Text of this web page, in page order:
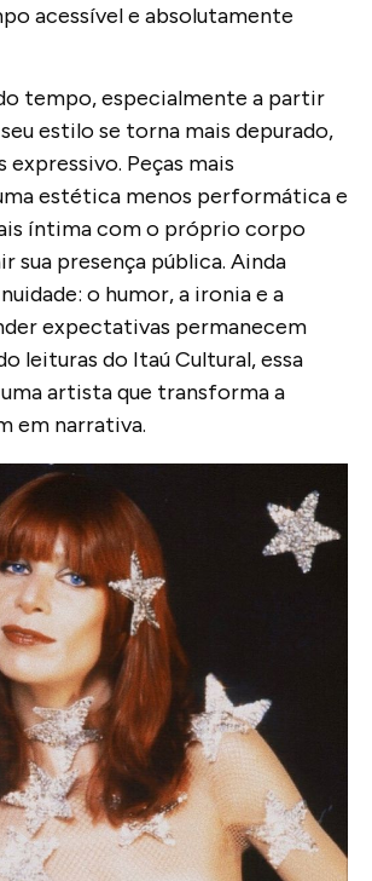
acessível e absolutamente
tempo, especialmente a partir
estilo se torna mais depurado,
expressivo. Peças mais
estética menos performática e
íntima com o próprio corpo
sua presença pública. Ainda
o humor, a ironia e a
expectativas permanecem
leituras do Itaú Cultural, essa
artista que transforma a
em narrativa.